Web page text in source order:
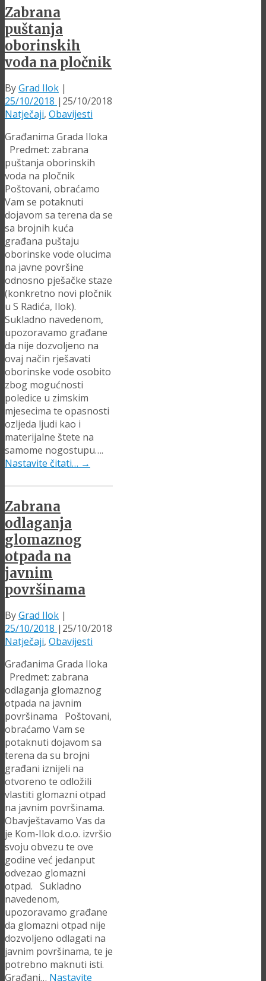
Zabrana
puštanja
oborinskih
voda na pločnik
ByGrad Ilok |
25/10/2018 | 25/10/2018
Natječaji, Obavijesti
Građanima Grada Iloka
Predmet: zabrana
puštanja oborinskih
voda na pločnik
Poštovani, obraćamo
Vam se potaknuti
dojavom sa terena da se
sa brojnih kuća
građana puštaju
oborinske vode olucima
na javne površine
odnosno pješačke staze
(konkretno novi pločnik
u S Radića, Ilok).
Sukladno navedenom,
upozoravamo građane
da nije dozvoljeno na
ovaj način rješavati
oborinske vode osobito
zbog mogućnosti
poledice u zimskim
mjesecima te opasnosti
ozljeda ljudi kao i
materijalne štete na
samome nogostupu….
Nastavite čitati… →
Zabrana
odlaganja
glomaznog
otpada na
javnim
površinama
ByGrad Ilok |
25/10/2018 | 25/10/2018
Natječaji, Obavijesti
Građanima Grada Iloka
Predmet: zabrana
odlaganja glomaznog
otpada na javnim
površinama Poštovani,
obraćamo Vam se
potaknuti dojavom sa
terena da su brojni
građani iznijeli na
otvoreno te odložili
vlastiti glomazni otpad
na javnim površinama.
Obavještavamo Vas da
je Kom-Ilok d.o.o. izvršio
svoju obvezu te ove
godine već jedanput
odvezao glomazni
otpad. Sukladno
navedenom,
upozoravamo građane
da glomazni otpad nije
dozvoljeno odlagati na
javnim površinama, te je
potrebno maknuti isti.
Građani… Nastavite